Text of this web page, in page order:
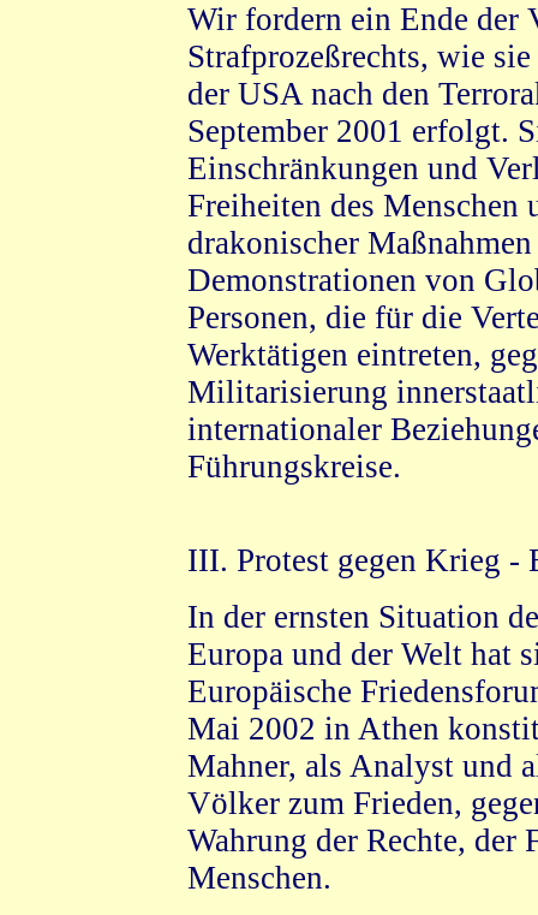
Wir fordern ein Ende der
Strafprozeßrechts, wie
der USA nach den
September 2001 erfolgt.
Einschränkungen und
Freiheiten des Menschen
drakonischer
Demonstrationen von
Personen, die für die
Werktätigen eintreten,
Militarisierung
internationaler
Führungskreise.
III. Protest gegen Krieg -
In der ernsten Situation
Europa und der Welt hat
Europäische
Mai 2002 in Athen
Mahner, als Analyst und
Völker zum Frieden,
Wahrung der Rechte, der
Menschen.